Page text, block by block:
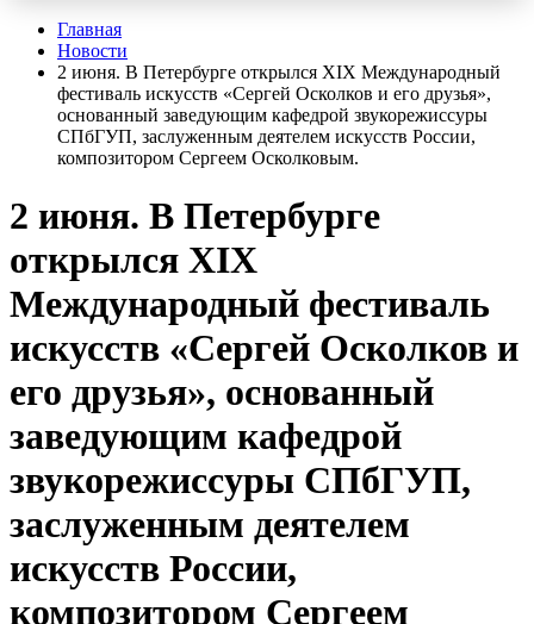
Главная
Новости
2 июня. В Петербурге открылся XIX Международный
фестиваль искусств «Сергей Осколков и его друзья»,
основанный заведующим кафедрой звукорежиссуры
СПбГУП, заслуженным деятелем искусств России,
композитором Сергеем Осколковым.
2 июня. В Петербурге
открылся XIX
Международный фестиваль
искусств «Сергей Осколков и
его друзья», основанный
заведующим кафедрой
звукорежиссуры СПбГУП,
заслуженным деятелем
искусств России,
композитором Сергеем